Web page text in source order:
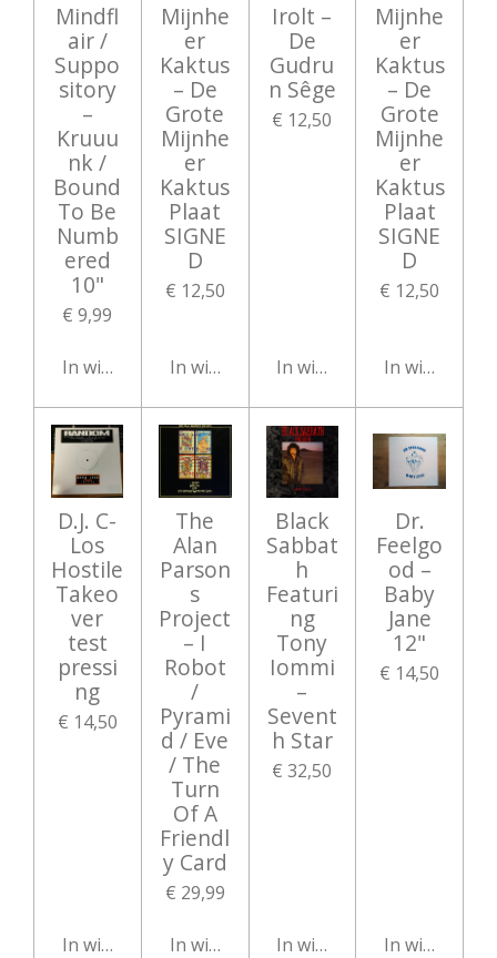
Mindfl
air /
Suppo
sitory
‎–
Kruuu
nk /
Bound
To Be
Numb
ered
10"
€ 9,99
In winkelwagen
Mijnhe
er
Kaktus
‎– De
Grote
Mijnhe
er
Kaktus
Plaat
SIGNE
D
€ 12,50
In winkelwagen
Irolt ‎–
De
Gudru
n Sêge
€ 12,50
In winkelwagen
Mijnhe
er
Kaktus
‎– De
Grote
Mijnhe
er
Kaktus
Plaat
SIGNE
D
€ 12,50
In
D.J. C-
Los
Hostile
Takeo
ver
test
pressi
ng
€ 14,50
In winkelwagen
The
Alan
Parson
s
Project
– I
Robot
/
Pyrami
d / Eve
/ The
Turn
Of A
Friendl
y Card
€ 29,99
In winkelwagen
Black
Sabbat
h
Featuri
ng
Tony
Iommi
‎–
Sevent
h Star
€ 32,50
In winkelwagen
Dr.
Feelgo
od ‎–
Baby
Jane
12"
€ 14,50
In